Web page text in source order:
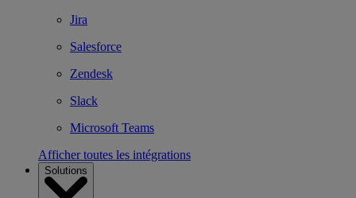
Jira
Salesforce
Zendesk
Slack
Microsoft Teams
Afficher toutes les intégrations
Solutions